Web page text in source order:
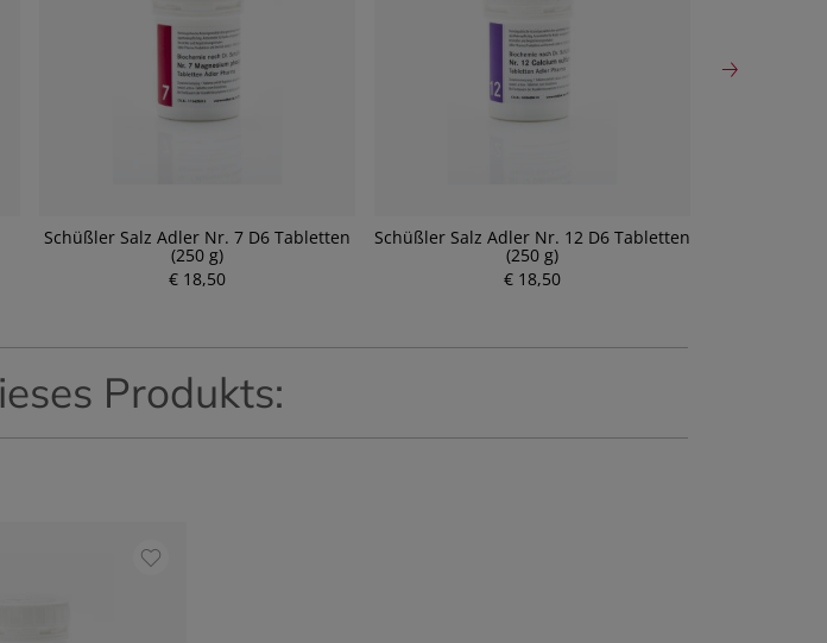
Schüßler Salz Adler Nr. 7 D6 Tabletten
(250 g)
€ 18,50
Schüßler Salz Adler Nr. 12 D6 Tabletten
(250 g)
€ 18,50
Produkts: